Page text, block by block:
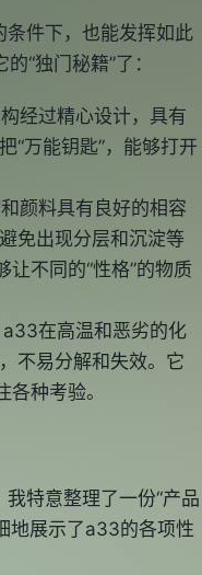
件下，也能发挥如此
“独门秘籍”了：
经过精心设计，具有
“万能钥匙”，能够打开
颜料具有良好的相容
免出现分层和沉淀等
让不同的“性格”的物质
a33在高温和恶劣的化
不易分解和失效。它
种考验。
特意整理了一份“产品
地展示了a33的各项性